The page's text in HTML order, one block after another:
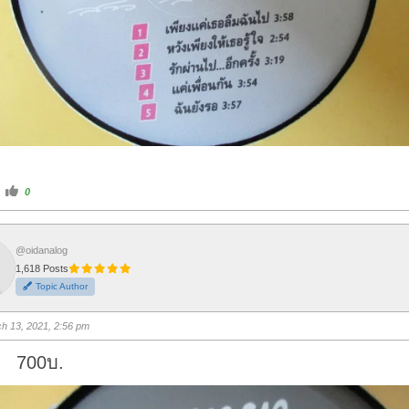
C
i
o
r
t
h
u
m
u
p
0
@oidanalog
1,618 Posts
Topic Author
13, 2021, 2:56 pm
700บ.